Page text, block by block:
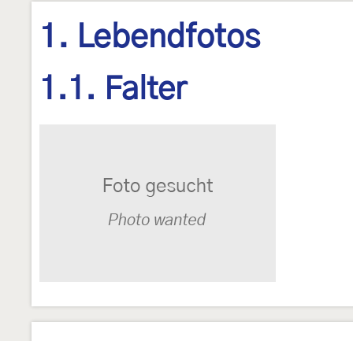
1. Lebendfotos
1.1. Falter